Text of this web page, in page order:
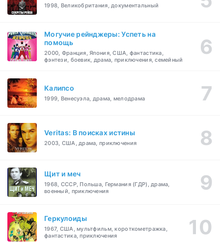
1998, Великобритания, документальный
Могучие рейнджеры: Успеть на
помощь
2000, Франция, Япония, США, фантастика,
фэнтези, боевик, драма, приключения, семейный
Калипсо
1999, Венесуэла, драма, мелодрама
Veritas: В поисках истины
2003, США, драма, приключения
Щит и меч
1968, СССР, Польша, Германия (ГДР), драма,
военный, приключения
Геркулоиды
1967, США, мультфильм, короткометражка,
фантастика, приключения